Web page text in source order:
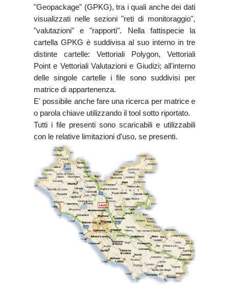
"Geopackage" (GPKG), tra i quali anche dei dati
visualizzati nelle sezioni "reti di monitoraggio",
"valutazioni" e "rapporti". Nella fattispecie la
cartella GPKG è suddivisa al suo interno in tre
distinte cartelle: Vettoriali Polygon, Vettoriali
Point e Vettoriali Valutazioni e Giudizi; all'interno
delle singole cartelle i file sono suddivisi per
matrice di appartenenza.
E' possibile anche fare una ricerca per matrice e
o parola chiave utilizzando il tool sotto riportato.
Tutti i file presenti sono scaricabili e utilizzabili
con le relative limitazioni d'uso, se presenti.